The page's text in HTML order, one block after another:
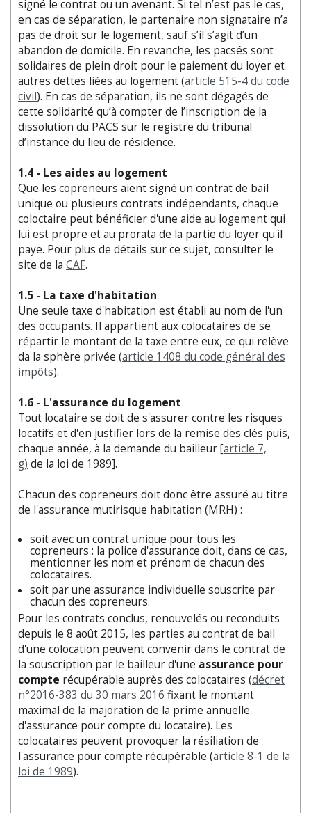
signé le contrat ou un avenant. Si tel n’est pas le cas,
en cas de séparation, le partenaire non signataire n’a
pas de droit sur le logement, sauf s’il s’agit d’un
abandon de domicile. En revanche, les pacsés sont
solidaires de plein droit pour le paiement du loyer et
autres dettes liées au logement (article 515-4 du code
civil). En cas de séparation, ils ne sont dégagés de
cette solidarité qu’à compter de l’inscription de la
dissolution du PACS sur le registre du tribunal
d’instance du lieu de résidence.
1.4 - Les aides au logement
Que les copreneurs aient signé un contrat de bail
unique ou plusieurs contrats indépendants, chaque
coloctaire peut bénéficier d'une aide au logement qui
lui est propre et au prorata de la partie du loyer qu'il
paye. Pour plus de détails sur ce sujet, consulter le
site de la CAF.
1.5 - La taxe d'habitation
Une seule taxe d'habitation est établi au nom de l'un
des occupants. Il appartient aux colocataires de se
répartir le montant de la taxe entre eux, ce qui relève
da la sphère privée (article 1408 du code général des
impôts).
1.6 - L'assurance du logement
Tout locataire se doit de s'assurer contre les risques
locatifs et d'en justifier lors de la remise des clés puis,
chaque année, à la demande du bailleur [article 7,
g) de la loi de 1989].
Chacun des copreneurs doit donc être assuré au titre
de l'assurance mutirisque habitation (MRH) :
soit avec un contrat unique pour tous les
copreneurs : la police d'assurance doit, dans ce cas,
mentionner les nom et prénom de chacun des
colocataires.
soit par une assurance individuelle souscrite par
chacun des copreneurs.
Pour les contrats conclus, renouvelés ou reconduits
depuis le 8 août 2015, les parties au contrat de bail
d'une colocation peuvent convenir dans le contrat de
la souscription par le bailleur d'une assurance pour
compte récupérable auprès des colocataires (décret
n°2016-383 du 30 mars 2016 fixant le montant
maximal de la majoration de la prime annuelle
d'assurance pour compte du locataire). Les
colocataires peuvent provoquer la résiliation de
l'assurance pour compte récupérable (article 8-1 de la
loi de 1989).